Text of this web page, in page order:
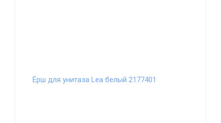
Ёрш для унитаза Lea белый 2177401